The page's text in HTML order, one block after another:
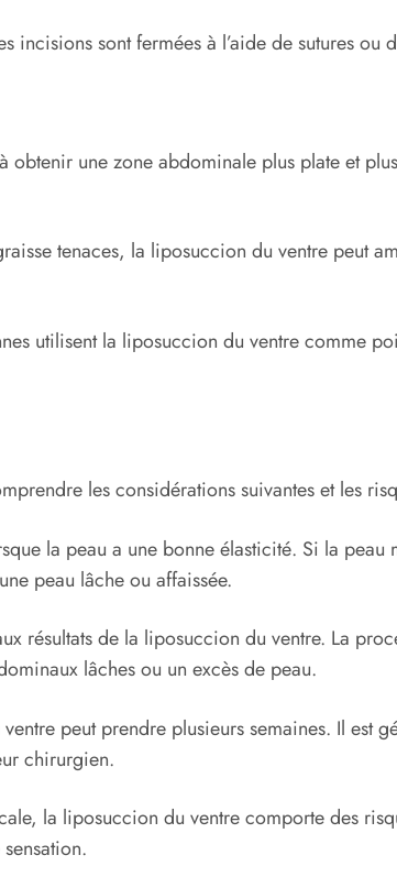
incisions sont fermées à l’aide de sutures ou
une zone abdominale plus plate et
tenaces, la liposuccion du ventre peut
utilisent la liposuccion du ventre comme
les considérations suivantes et les
la peau a une bonne élasticité. Si la peau
peau lâche ou affaissée.
résultats de la liposuccion du ventre. La
lâches ou un excès de peau.
peut prendre plusieurs semaines. Il est
chirurgien.
la liposuccion du ventre comporte des